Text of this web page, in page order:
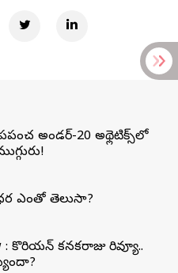
అండర్-20 అథ్లెటిక్స్‌లో
ధర ఎంతో తెలుసా?
: కొరియన్ కనకరాజు రివ్యూ..